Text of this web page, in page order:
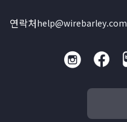
연락처help@wirebarley.com